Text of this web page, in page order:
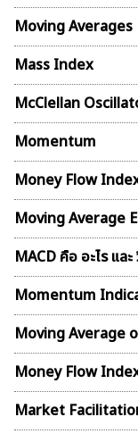
ค้นหา
สำหรับ:
Moving Averages
Mass Index
McClellan
Momentum
Money Flow
Moving Average
MACD คือ อะไร แล
Momentum
Moving Average
Money Flow Index
Market